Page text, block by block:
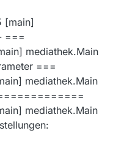
[main]
===
mediathek.Main
===
mediathek.Main
mediathek.Main